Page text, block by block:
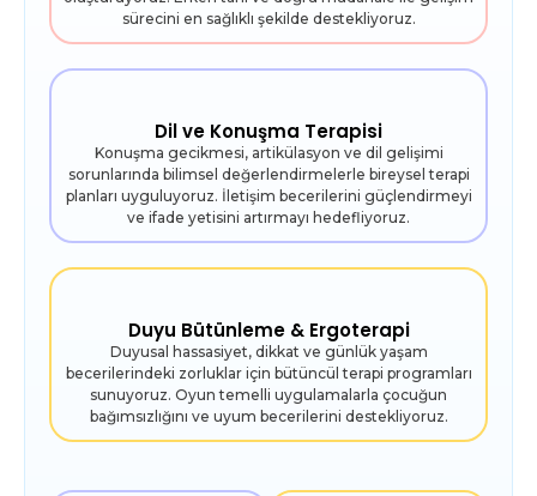
sürecini en sağlıklı şekilde destekliyoruz.
Dil ve Konuşma Terapisi
Konuşma gecikmesi, artikülasyon ve dil gelişimi
sorunlarında bilimsel değerlendirmelerle bireysel terapi
planları uyguluyoruz. İletişim becerilerini güçlendirmeyi
ve ifade yetisini artırmayı hedefliyoruz.
Duyu Bütünleme & Ergoterapi
Duyusal hassasiyet, dikkat ve günlük yaşam
becerilerindeki zorluklar için bütüncül terapi programları
sunuyoruz. Oyun temelli uygulamalarla çocuğun
bağımsızlığını ve uyum becerilerini destekliyoruz.